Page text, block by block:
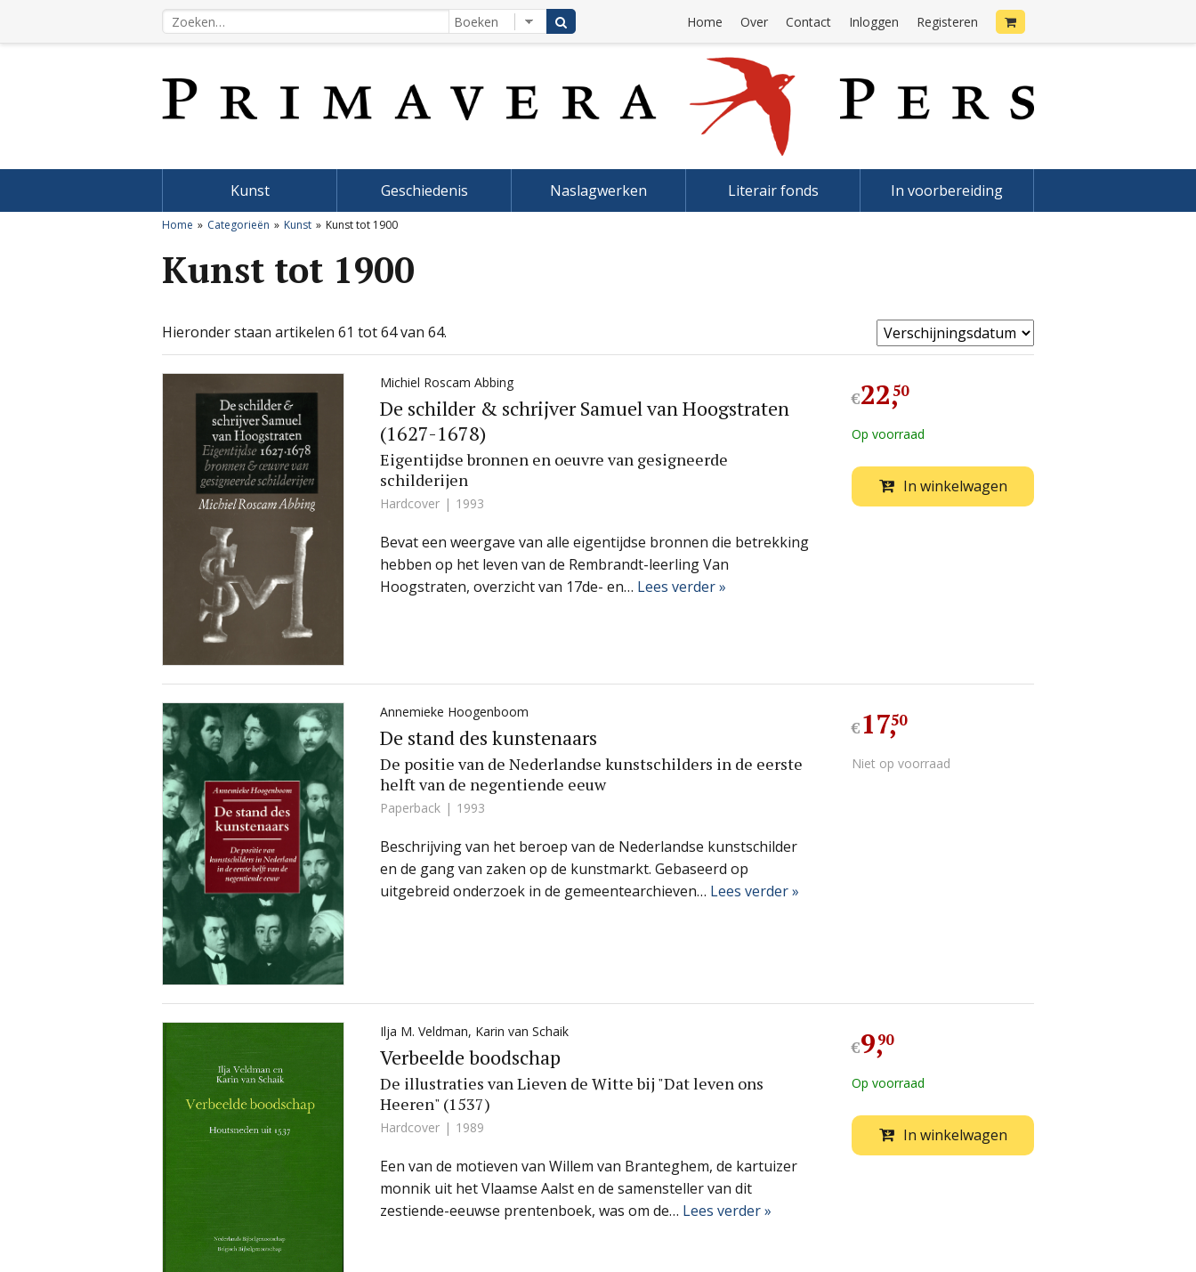
Home Over Contact Inloggen Registeren
Kunst Geschiedenis Naslagwerken Literair fonds In voorbereiding
Home Categorieën Kunst Kunst tot 1900
Kunst tot 1900
Hieronder staan artikelen 61 tot 64 van 64.
Michiel Roscam Abbing
De schilder & schrijver Samuel van Hoogstraten
(1627-1678)
Eigentijdse bronnen en oeuvre van gesigneerde
schilderijen
Hardcover 1993
Bevat een weergave van alle eigentijdse bronnen die betrekking
hebben op het leven van de Rembrandt-leerling Van
Hoogstraten, overzicht van 17de- en… Lees verder »
€22,
50
Op voorraad
In winkelwagen
Annemieke Hoogenboom
De stand des kunstenaars
De positie van de Nederlandse kunstschilders in de eerste
helft van de negentiende eeuw
Paperback 1993
Beschrijving van het beroep van de Nederlandse kunstschilder
en de gang van zaken op de kunstmarkt. Gebaseerd op
uitgebreid onderzoek in de gemeentearchieven… Lees verder »
€17,
50
Niet op voorraad
Ilja M. Veldman, Karin van Schaik
Verbeelde boodschap
De illustraties van Lieven de Witte bij "Dat leven ons
Heeren" (1537)
Hardcover 1989
Een van de motieven van Willem van Branteghem, de kartuizer
monnik uit het Vlaamse Aalst en de samensteller van dit
zestiende-eeuwse prentenboek, was om de… Lees verder »
€9,90
Op voorraad
In winkelwagen